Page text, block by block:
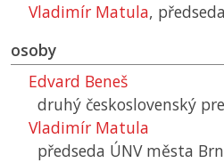
Vladimír Matula, předseda
osoby
Edvard Beneš
druhý československý
Vladimír Matula
předseda ÚNVměsta